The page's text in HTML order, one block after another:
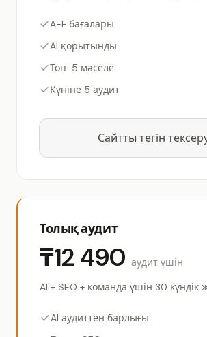
A-F бағалары
AI қорытынды
Топ-5 мәселе
Күніне 5 аудит
Сайтты тегін
Толық аудит
₸12 490 аудит үшін
AI + SEO + команда үшін 30 күндік
AI аудиттен барлығы